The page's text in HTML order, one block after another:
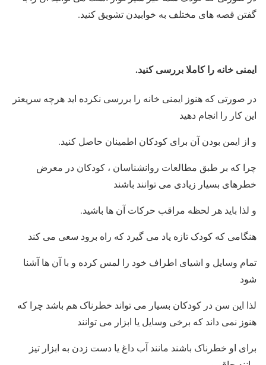
گفتن قصه های مختلف به خوابیدن تشویق کنید.
ایمنی خانه را کاملا بررسی کنید.
در صورتی که هنوز ایمنی خانه را بررسی نکرده اید هرچه سریعتر
این کار را انجام دهید
و از ایمن بودن آن برای کودکان اطمینان حاصل کنید.
چرا که بر طبق مطالعات روانشناسان ، کودکان در معرض
خطرهای بسیار زیادی می توانند باشند
و لذا باید هر لحظه مراقب حرکات آن ها باشید.
هنگامی که کودک تازه یاد می گیرد که راه برود سعی می کند
تمام وسایل و اشیای اطراف خود را لمس کرده و با آن ها آشنا
شود
لذا این سن در کودکان بسیار می تواند خطرناک هم باشد چرا که
هنوز نمی داند که برخی وسایل یا ابزار می توانند
برای او خطرناک باشند مانند آب داغ یا دست زدن به ابزار تیز